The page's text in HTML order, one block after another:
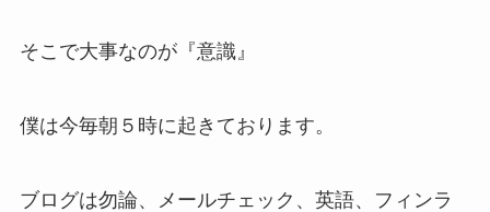
そこで大事なのが『意識』
僕は今毎朝５時に起きております。
ブログは勿論、メールチェック、英語、フィンラ